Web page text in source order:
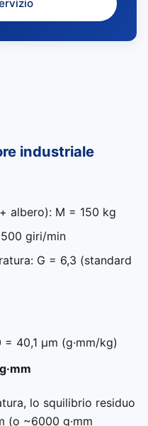
industriale
albero): M = 150 kg
giri/min
G = 6,3 (standard
40,1 μm (g·mm/kg)
lo squilibrio residuo
(o ~6000 g·mm